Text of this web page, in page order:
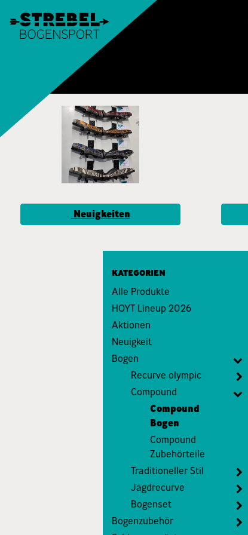
Neuigkeiten
KATEGORIEN
Alle Produkte
HOYT Lineup 2026
Aktionen
Neuigkeit
Bogen
Recurve olympic
Compound
Compound
Bogen
Compound
Zubehörteile
Traditioneller Stil
Jagdrecurve
Bogenset
Bogenzubehör